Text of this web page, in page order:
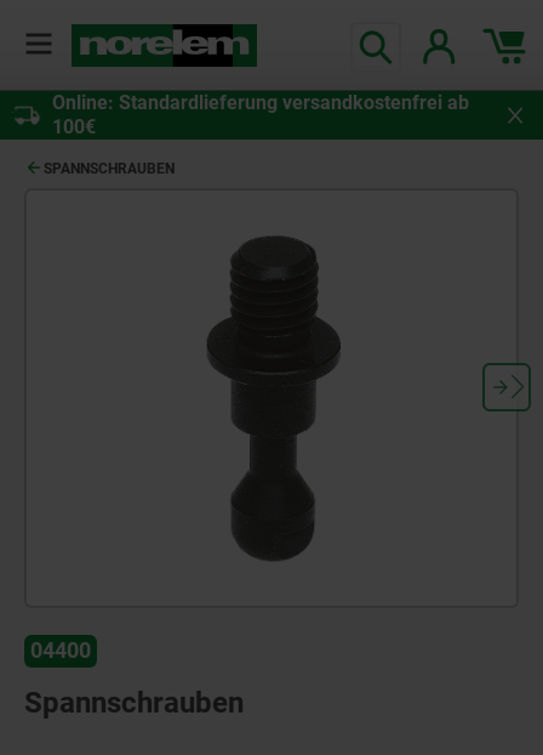
Online: Standardlieferung versandkostenfrei ab
100€
SPANNSCHRAUBEN
04400
Spannschrauben